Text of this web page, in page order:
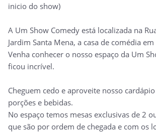
inicio do show)
A Um Show Comedy está localizada na
Jardim Santa Mena, a casa de comédia
Venha conhecer o nosso espaço da Um
ficou incrível.
Cheguem cedo e aproveite nosso
porções e bebidas.
No espaço temos mesas exclusivas de 2
que são por ordem de chegada e com os